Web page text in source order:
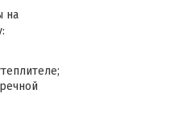
на